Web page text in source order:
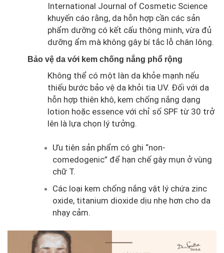
International Journal of Cosmetic Science
khuyến cáo rằng, da hỗn hợp cần các sản
phẩm dưỡng có kết cấu thông minh, vừa đủ
dưỡng ẩm mà không gây bí tắc lỗ chân lông.
Bảo vệ da với kem chống nắng phổ rộng
Không thể có một làn da khỏe mạnh nếu
thiếu bước bảo vệ da khỏi tia UV. Đối với da
hỗn hợp thiên khô, kem chống nắng dạng
lotion hoặc essence với chỉ số SPF từ 30 trở
lên là lựa chọn lý tưởng.
Ưu tiên sản phẩm có ghi “non-
comedogenic” để hạn chế gây mụn ở vùng
chữ T.
Các loại kem chống nắng vật lý chứa zinc
oxide, titanium dioxide dịu nhẹ hơn cho da
nhạy cảm.